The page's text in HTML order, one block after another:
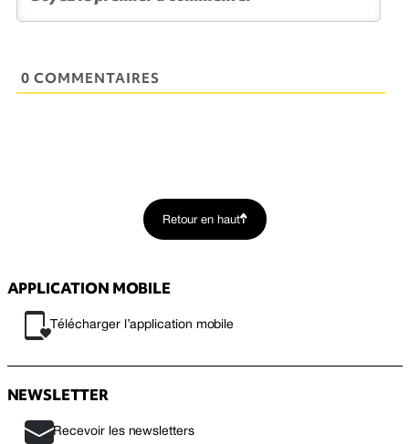
0 COMMENTAIRES
Retour en haut
APPLICATION MOBILE
Télécharger l’application mobile
NEWSLETTER
Recevoir les newsletters